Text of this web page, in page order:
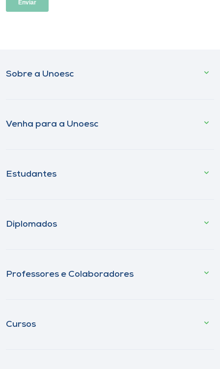
Sobre a Unoesc
Venha para a Unoesc
Estudantes
Diplomados
Professores e Colaboradores
Cursos